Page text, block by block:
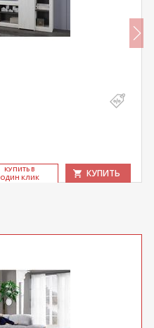
КУ­ПИТЬ В
ОДИН КЛИК
КУПИТЬ